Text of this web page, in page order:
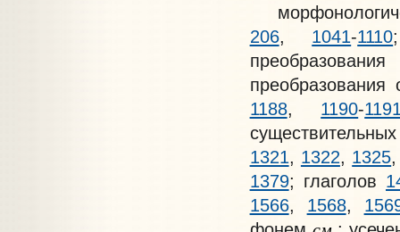
206, 1041-1110
1188, 1190-
1321, 1322, 1325
1379; глаголов
1566, 1568,